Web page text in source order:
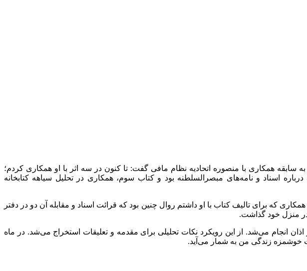
سابقه همکاری با منصوره اتحادیه نظام مافی گفت: تا کنون در سه اثر با او همکاری کردم؛
اسناد و نامه‌های مبصرالسلطنه بود و کتاب سوم، همکاری در تحلیل سیاهه کتابخانه
که برای تالیف کتاب با او داشتم روال چنین بود که قرائت اسناد و مقابله آن دو در دفتر
در منزل خود گذاشت.
انجام می‌شد. از این رویکرد نکات تحلیلی برای مقدمه و تعلیقات استخراج می‌شد. در ماه
خوشمزه زندگی من به شمار می‌آید.